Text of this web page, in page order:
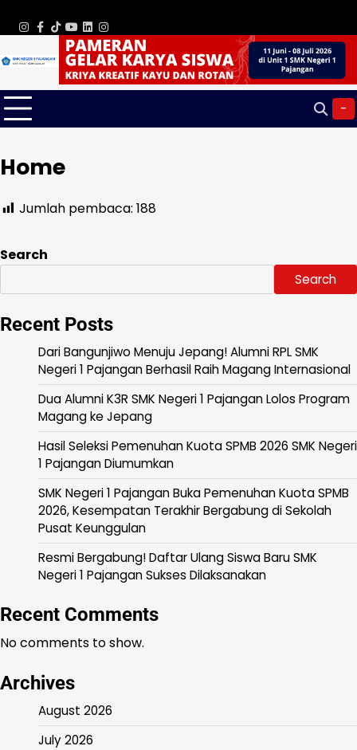
WhatsApp
Instagram
Facebook
TikTok
Youtube
Linkedin
Instagram
-
Home
Jumlah pembaca: 188
Search
Search
Recent Posts
Dari Bangunjiwo Menuju Jepang! Alumni RPL SMK
Negeri 1 Pajangan Berhasil Raih Magang Internasional
Dua Alumni K3R SMK Negeri 1 Pajangan Lolos Program
Magang ke Jepang
Hasil Seleksi Pemenuhan Kuota SPMB 2026 SMK Negeri
1 Pajangan Diumumkan
SMK Negeri 1 Pajangan Buka Pemenuhan Kuota SPMB
2026, Kesempatan Terakhir Bergabung di Sekolah
Pusat Keunggulan
Resmi Bergabung! Daftar Ulang Siswa Baru SMK
Negeri 1 Pajangan Sukses Dilaksanakan
Recent Comments
No comments to show.
Archives
August 2026
July 2026